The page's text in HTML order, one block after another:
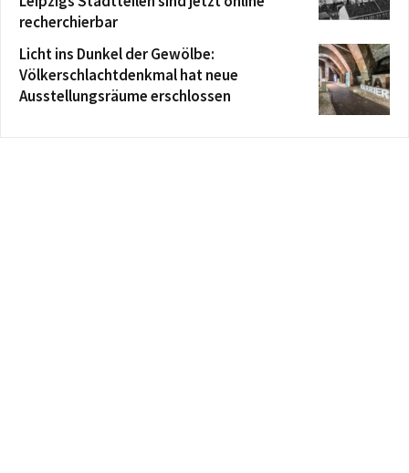
recherchierbar
Licht ins Dunkel der Gewölbe:
Völkerschlachtdenkmal hat neue
Ausstellungsräume erschlossen